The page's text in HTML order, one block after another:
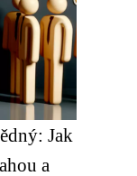
Jak
a